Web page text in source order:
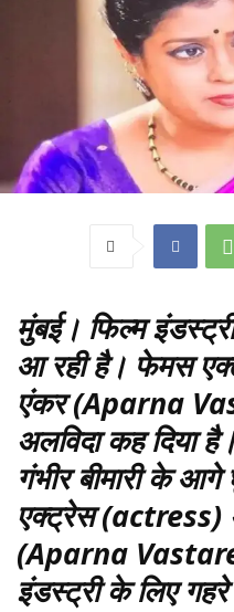
मुंबई। फिल्म
आ रही है। फेमस
एंकर (Aparna
अलविदा कह दिया
गंभीर बीमारी के
एक्ट्रेस (actress)
(Aparna
इंडस्ट्री के लिए